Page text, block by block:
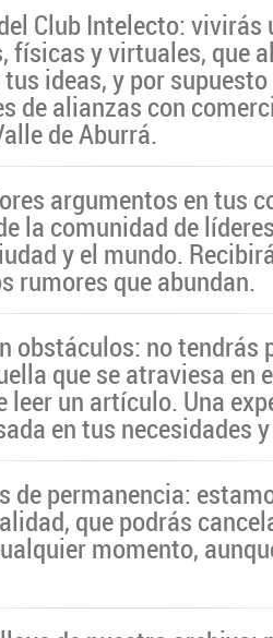
Club Intelecto: vivirás
físicas y virtuales, que
ideas, y por
de alianzas con
de Aburrá.
argumentos en tus
la comunidad de
y el mundo.
rumores que abundan.
obstáculos: no tendrás
que se atraviesa en
leer un artículo. Una
en tus necesidades
de permanencia:
que podrás
momento,